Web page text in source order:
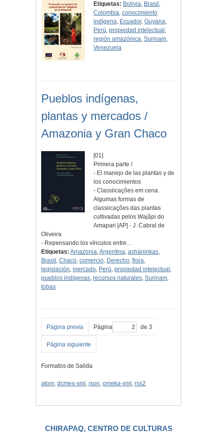
Etiquetas: Bolivia, Brasil ,
Colombia,conocimiento
indígena, Ecuador,Guyana,
Perú,propiedad intelectual ,
región amazónica,Surinam,
Venezuela
Pueblos indígenas,
plantas y mercados /
Amazonia y Gran Chaco
[01]
Primera parte /
- El manejo de las plantas y de
los conocimientos
- Classiicações em cena.
Algumas formas de
classiicações das plantas
cultivadas pelos Wajãpi do
Amapari [AP] - J. Cabral de
Oliveira
- Repensando los vínculos entre…
Etiquetas: Amazonia,Argentina, asháninkas,
Brasil , Chaco, comercio, Derecho, flora,
legislación, mercado, Perú, propiedad intelectual ,
pueblos indígenas, recursos naturales, Surinam,
tobas
Página previa Página de 3
Página siguiente
Formatos de Salida
atom, dcmes-xml , json, omeka-xml , rss2
CHIRAPAQ, CENTRO DE CULTURAS